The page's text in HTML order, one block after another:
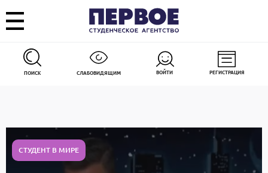
ПОИСК СЛАБОВИДЯЩИМ ВОЙТИ РЕГИСТРАЦИЯ
СТУДЕНТ В МИРЕ